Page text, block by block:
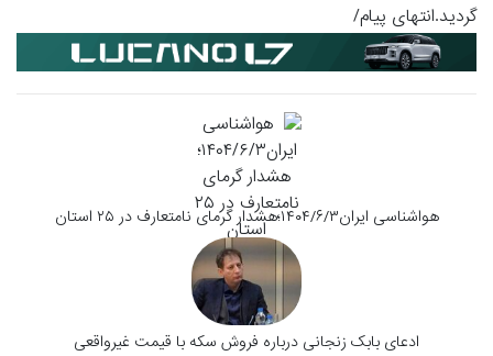
گردید.انتهای پیام/
هواشناسی ایران۱۴۰۴/۶/۳؛هشدار گرمای نامتعارف در ۲۵ استان
ادعای بابک زنجانی درباره فروش سکه با قیمت غیرواقعی